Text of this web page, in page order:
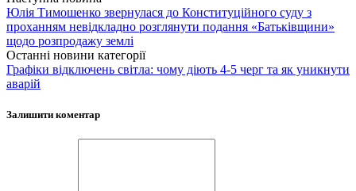
Юлія Тимошенко звернулася до Конституційного суду з
проханням невідкладно розглянути подання «Батьківщини»
щодо розпродажу землі
Останні новини категорії
Графіки відключень світла: чому діють 4-5 черг та як уникнути
аварій
Залишити коментар